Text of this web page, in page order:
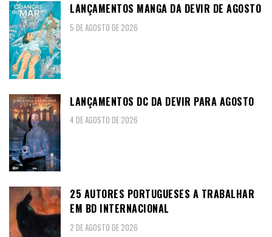
LANÇAMENTOS MANGA DA DEVIR DE AGOSTO
5 DE AGOSTO DE 2026
LANÇAMENTOS DC DA DEVIR PARA AGOSTO
4 DE AGOSTO DE 2026
25 AUTORES PORTUGUESES A TRABALHAR
EM BD INTERNACIONAL
2 DE AGOSTO DE 2026